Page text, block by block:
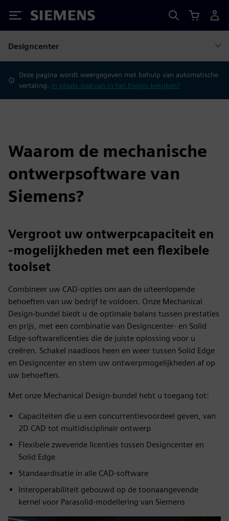
Siemens
Designcenter
Deze pagina wordt weergegeven met behulp van automatische
vertaling. In plaats daarvan in het Engels bekijken?
Waarom de mechanische
ontwerpsoftware van
Siemens?
Vergroot uw ontwerpcapaciteit en
-mogelijkheden met een flexibele
toolset
Combineer uw CAD-opties om aan de uiteenlopende
behoeften van uw bedrijf te voldoen. Onze Mechanical
Design-bundel biedt u de optimale balans tussen prestaties
en prijs, met een combinatie van Designcenter- en Solid
Edge-softwarelicenties die de juiste oplossing voor u
creëren. Schakel naadloos heen en weer tussen Solid Edge
en Designcenter en stem uw ontwerpmogelijkheden af op
uw behoeften.
Met onze Mechanical Design-bundel hebt u toegang tot:
Capaciteiten die u een concurrentievoordeel geven, van
2D CAD tot multidisciplinair ontwerp
Flexibele zwevende licenties tussen Designcenter en
Solid Edge
Standaardisatie in alle CAD-software
Interoperabiliteit gebouwd op de toonaangevende
kernel voor Parasolid-modellering van Siemens